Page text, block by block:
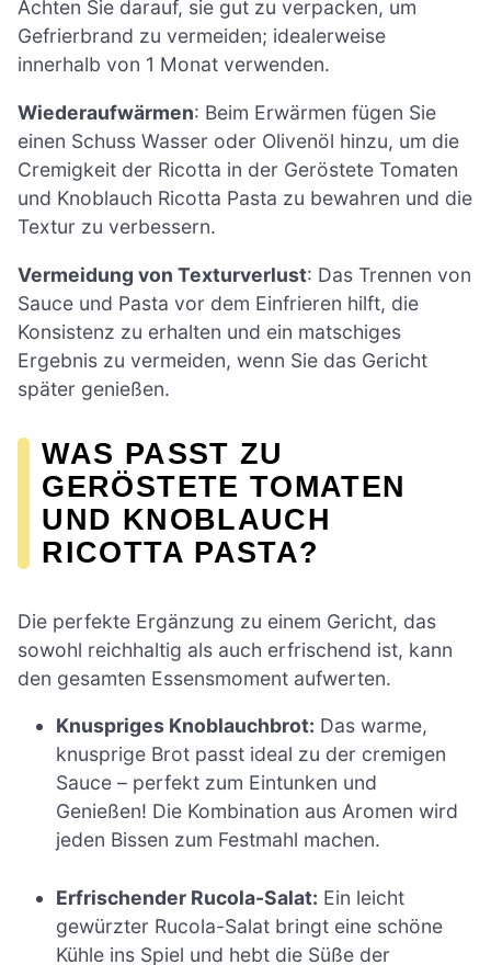
Achten Sie darauf, sie gut zu verpacken, um
Gefrierbrand zu vermeiden; idealerweise
innerhalb von 1 Monat verwenden.
Wiederaufwärmen: Beim Erwärmen fügen Sie
einen Schuss Wasser oder Olivenöl hinzu, um die
Cremigkeit der Ricotta in der Geröstete Tomaten
und Knoblauch Ricotta Pasta zu bewahren und die
Textur zu verbessern.
Vermeidung von Texturverlust: Das Trennen von
Sauce und Pasta vor dem Einfrieren hilft, die
Konsistenz zu erhalten und ein matschiges
Ergebnis zu vermeiden, wenn Sie das Gericht
später genießen.
WAS PASST ZU
GERÖSTETE TOMATEN
UND KNOBLAUCH
RICOTTA PASTA?
Die perfekte Ergänzung zu einem Gericht, das
sowohl reichhaltig als auch erfrischend ist, kann
den gesamten Essensmoment aufwerten.
Knuspriges Knoblauchbrot: Das warme,
knusprige Brot passt ideal zu der cremigen
Sauce – perfekt zum Eintunken und
Genießen! Die Kombination aus Aromen wird
jeden Bissen zum Festmahl machen.
Erfrischender Rucola-Salat: Ein leicht
gewürzter Rucola-Salat bringt eine schöne
Kühle ins Spiel und hebt die Süße der